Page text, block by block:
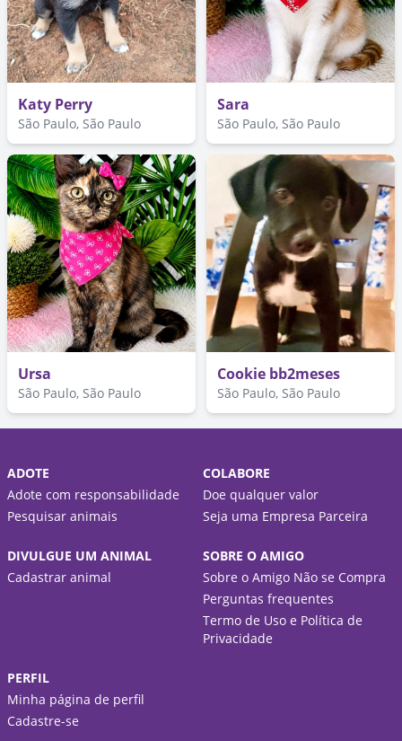
Katy Perry
São Paulo, São Paulo
Sara
São Paulo, São Paulo
Ursa
São Paulo, São Paulo
Cookie bb2meses
São Paulo, São Paulo
ADOTE
Adote com responsabilidade
Pesquisar animais
COLABORE
Doe qualquer valor
Seja uma Empresa Parceira
DIVULGUE UM ANIMAL
Cadastrar animal
SOBRE O AMIGO
Sobre o Amigo Não se Compra
Perguntas frequentes
Termo de Uso e Política de
Privacidade
PERFIL
Minha página de perfil
Cadastre-se